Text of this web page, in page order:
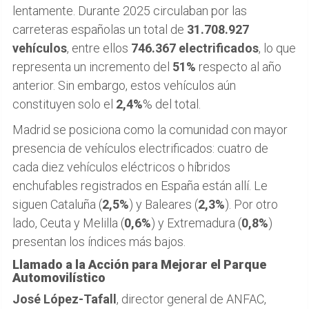
lentamente. Durante 2025 circulaban por las
carreteras españolas un total de 31.708.927
vehículos, entre ellos 746.367 electrificados, lo que
representa un incremento del 51% respecto al año
anterior. Sin embargo, estos vehículos aún
constituyen solo el 2,4%% del total.
Madrid se posiciona como la comunidad con mayor
presencia de vehículos electrificados: cuatro de
cada diez vehículos eléctricos o híbridos
enchufables registrados en España están allí. Le
siguen Cataluña (2,5%) y Baleares (2,3%). Por otro
lado, Ceuta y Melilla (0,6%) y Extremadura (0,8%)
presentan los índices más bajos.
Llamado a la Acción para Mejorar el Parque
Automovilístico
José López-Tafall, director general de ANFAC,